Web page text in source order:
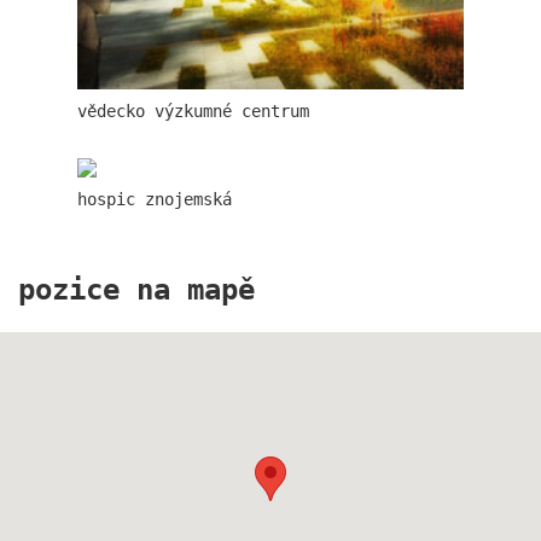
školka jeseniova
vědecko výzkumné centrum
hospic znojemská
pozice na mapě